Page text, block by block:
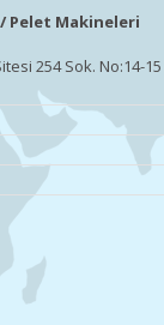
Pelet Makineleri
254 Sok. No:14-15